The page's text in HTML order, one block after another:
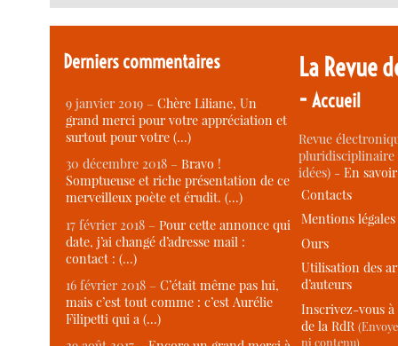
Derniers commentaires
9 janvier 2019 –Chère Liliane, Un
grand merci pour votre appréciation et
surtout pour votre (…)
30 décembre 2018 –Bravo !
Somptueuse et riche présentation de ce
merveilleux poète et érudit. (…)
17 février 2018 –Pour cette annonce qui
date, j’ai changé d’adresse mail :
contact : (…)
16 février 2018 –C’était même pas lui,
mais c’est tout comme : c’est Aurélie
Filipetti qui a (…)
La Revue
-Accueil
Revue
idées) -En
Contacts
Mentions légales
Ours
Utilisation des
d’auteurs
Inscrivez-vous
de la RdR
ni contenu)